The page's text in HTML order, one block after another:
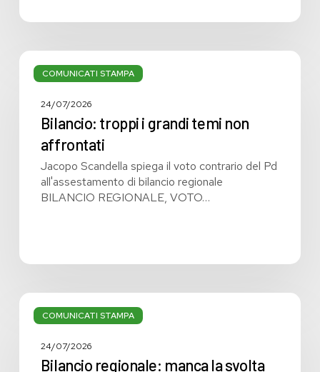
COMUNICATI STAMPA
Bilancio:
troppi
grandi
affrontati
24/07/2026
Bilancio: troppi i grandi temi non
affrontati
Jacopo Scandella spiega il voto contrario del Pd
all'assestamento di bilancio regionale
BILANCIO REGIONALE, VOTO…
COMUNICATI STAMPA
Bilancio
regionale:
svolta
24/07/2026
Bilancio regionale: manca la svolta